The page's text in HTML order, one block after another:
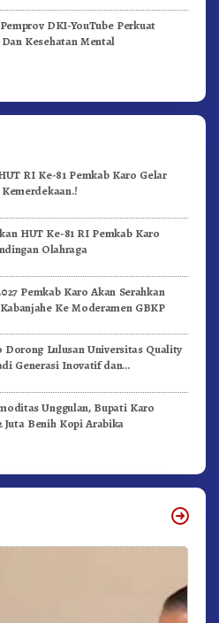
DKI-YouTube Perkuat
Kesehatan Mental
RI Ke-81 Pemkab Karo Gelar
Kemerdekaan.!
HUT Ke-81 RI Pemkab Karo
Olahraga
Pemkab Karo Akan Serahkan
Ke Moderamen GBKP
Dorong Lulusan Universitas Quality
Generasi Inovatif dan
Unggulan, Bupati Karo
Juta Benih Kopi Arabika